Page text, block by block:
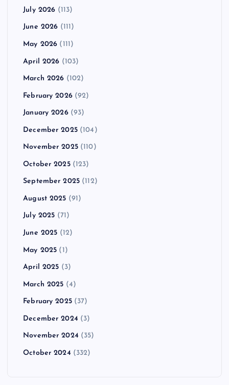
July 2026 (113)
June 2026 (111)
May 2026 (111)
April 2026 (103)
March 2026 (102)
February 2026(92)
January 2026(93)
December 2025(104)
November 2025(110)
October 2025(123)
September 2025 (112)
August 2025 (91)
July 2025 (71)
June 2025 (12)
May 2025 (1)
April 2025 (3)
March 2025 (4)
February 2025(37)
December 2024 (3)
November 2024 (35)
October 2024 (332)